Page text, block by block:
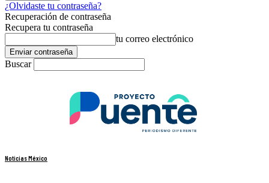
¿Olvidaste tu contraseña?
Recuperación de contraseña
Recupera tu contraseña
tu correo electrónico
Buscar
Noticias México